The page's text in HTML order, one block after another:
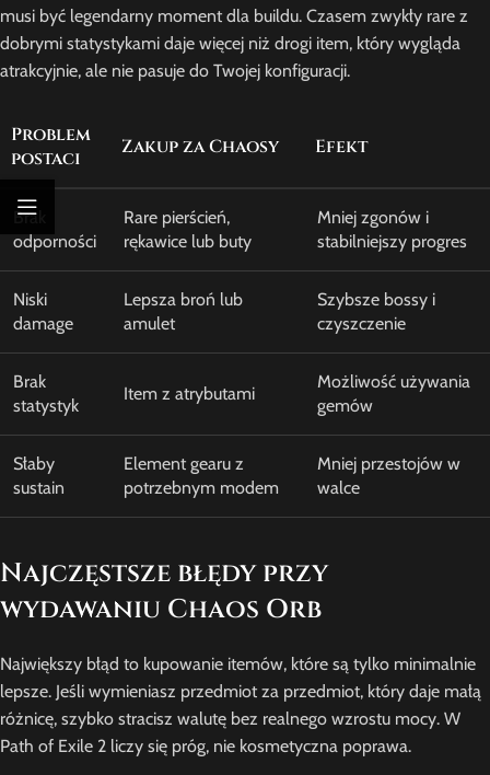
musi być legendarny moment dla buildu. Czasem zwykły rare z
dobrymi statystykami daje więcej niż drogi item, który wygląda
atrakcyjnie, ale nie pasuje do Twojej konfiguracji.
Problem
postaci
Zakup za Chaosy Efekt
Brak
odporności
Rare pierścień,
rękawice lub buty
Mniej zgonów i
stabilniejszy progres
Niski
damage
Lepsza broń lub
amulet
Szybsze bossy i
czyszczenie
Brak
statystyk
Item z atrybutami
Możliwość używania
gemów
Słaby
sustain
Element gearu z
potrzebnym modem
Mniej przestojów w
walce
Najczęstsze błędy przy
wydawaniu Chaos Orb
Największy błąd to kupowanie itemów, które są tylko minimalnie
lepsze. Jeśli wymieniasz przedmiot za przedmiot, który daje małą
różnicę, szybko stracisz walutę bez realnego wzrostu mocy. W
Path of Exile 2 liczy się próg, nie kosmetyczna poprawa.